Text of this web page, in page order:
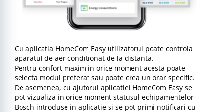
Cu aplicatia HomeCom Easy utilizatorul poate controla
aparatul de aer conditionat de la distanta.
Pentru confort maxim in orice moment acesta poate
selecta modul preferat sau poate crea un orar specific.
De asemenea, cu ajutorul aplicatiei HomeCom Easy se
pot vizualiza in orice moment statusul echipamentelor
Bosch introduse in aplicatie si se pot primi notificari cu